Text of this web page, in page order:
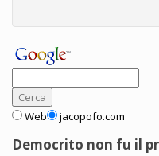
Web jacopofo.com
Democrito non fu il